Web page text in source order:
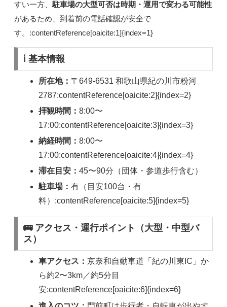
すい一方、 駐車場の大型可否は時期・運用で変わる可能性
があるため、到着前の電話確認が安全で
す。:contentReference[oaicite:1]{index=1}
ℹ️ 基本情報
所在地： 〒649-6531 和歌山県紀の川市粉河
2787:contentReference[oaicite:2]{index=2}
拝観時間：8:00〜
17:00:contentReference[oaicite:3]{index=3}
納経時間：8:00〜
17:00:contentReference[oaicite:4]{index=4}
滞在目安：45〜90分（団体・参道歩行含む）
駐車場：有（目安100台・有
料）:contentReference[oaicite:5]{index=5}
🚌 アクセス・運行ポイント（大型・中型バ
ス）
車アクセス：京奈和自動車道「紀の川東IC」か
ら約2〜3km／約5分目
安:contentReference[oaicite:6]{index=6}